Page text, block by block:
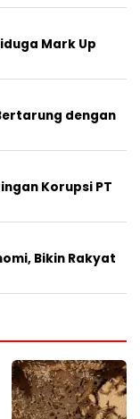
Mark Up
dengan
Korupsi PT
Bikin Rakyat